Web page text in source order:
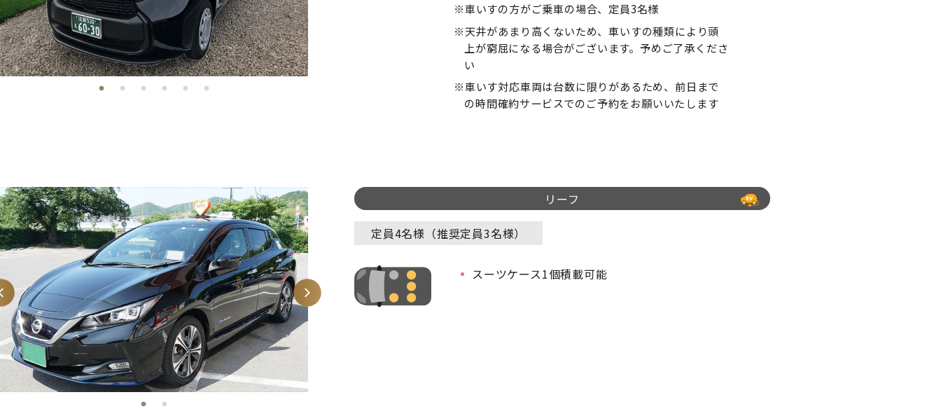
車いすの方がご乗車の場合、定員3名様
天井があまり高くないため、車いすの種類により頭
上が窮屈になる場合がございます。予めご了承くださ
い
車いす対応車両は台数に限りがあるため、前日まで
の時間確約サービスでのご予約をお願いいたします
リーフ
定員4名様（推奨定員3名様）
スーツケース1個積載可能